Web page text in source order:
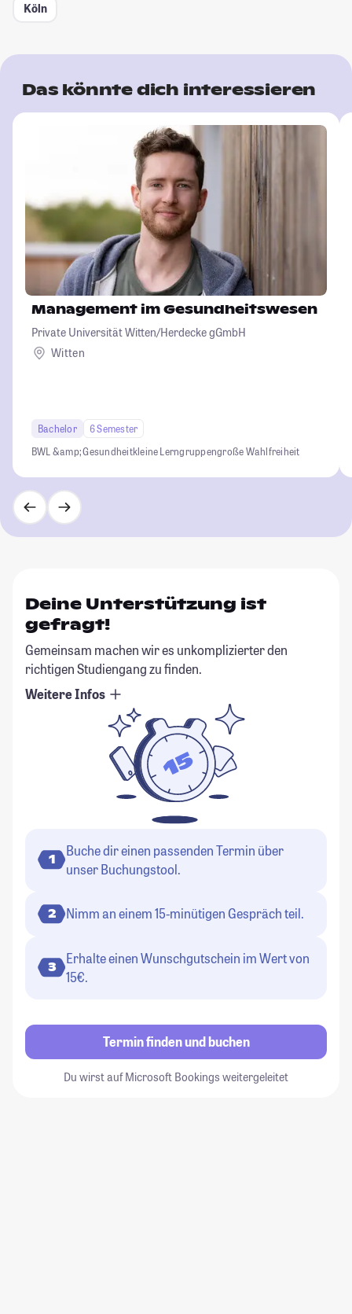
Köln
Das könnte dich interessieren
Management im Gesundheitswesen
Private Universität Witten/Herdecke gGmbH
Witten
Bachelor
6 Semester
BWL &amp; Gesundheitkleine Lerngruppengroße Wahlfreiheit
Deine Unterstützung ist
gefragt!
Gemeinsam machen wir es unkomplizierter den
richtigen Studiengang zu finden.
Weitere Infos
1
Buche dir einen passenden Termin über
unser Buchungstool.
2 Nimm an einem 15-minütigen Gespräch teil.
3
Erhalte einen Wunschgutschein im Wert von
15€.
Termin finden und buchen
Du wirst auf Microsoft Bookings weitergeleitet